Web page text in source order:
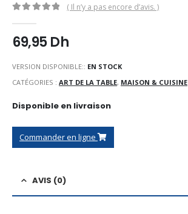
( Il n’y a pas encore d’avis. )
69,95Dh
VERSION DISPONIBLE:: EN STOCK
CATÉGORIES : ART DE LA TABLE, MAISON & CUISINE
Disponible en livraison
Commander en ligne
AVIS (0)